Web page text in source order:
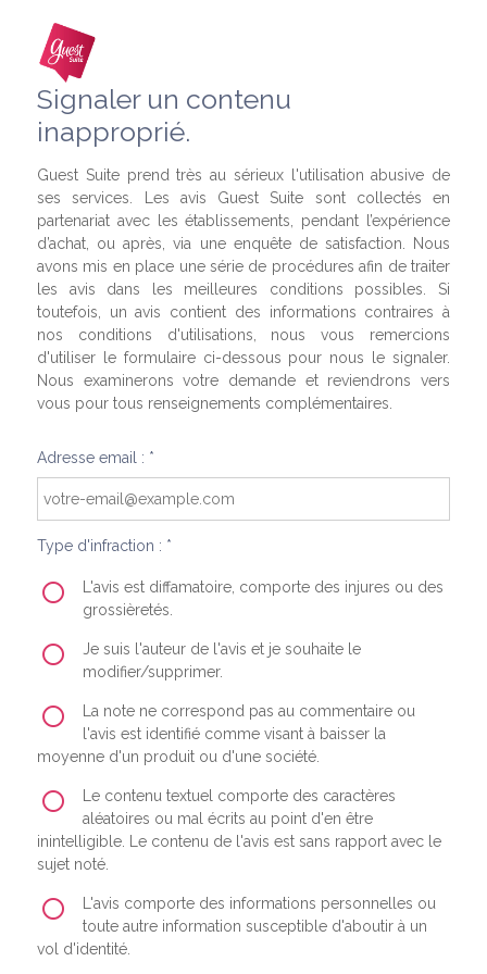
Signaler un contenu
inapproprié.
Guest Suite prend très au sérieux l'utilisation abusive de
ses services. Les avis Guest Suite sont collectés en
partenariat avec les établissements, pendant l’expérience
d’achat, ou après, via une enquête de satisfaction. Nous
avons mis en place une série de procédures afin de traiter
les avis dans les meilleures conditions possibles. Si
toutefois, un avis contient des informations contraires à
nos conditions d'utilisations, nous vous remercions
d'utiliser le formulaire ci-dessous pour nous le signaler.
Nous examinerons votre demande et reviendrons vers
vous pour tous renseignements complémentaires.
Adresse email : *
Type d'infraction : *
L'avis est diffamatoire, comporte des injures ou des
grossièretés.
Je suis l'auteur de l'avis et je souhaite le
modifier/supprimer.
La note ne correspond pas au commentaire ou
l'avis est identifié comme visant à baisser la
moyenne d'un produit ou d'une société.
Le contenu textuel comporte des caractères
aléatoires ou mal écrits au point d'en être
inintelligible. Le contenu de l'avis est sans rapport avec le
sujet noté.
L'avis comporte des informations personnelles ou
toute autre information susceptible d'aboutir à un
vol d'identité.